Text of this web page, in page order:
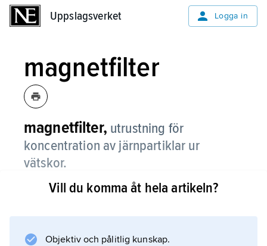
Uppslagsverket Logga in
magnetfilter
magnetfilter, utrustning för
koncentration av järnpartiklar ur
vätskor.
Filtret består av ett stålgaller som
passera. Ferromagnetiska partiklar fastnar i
Vill du komma åt hela artikeln?
Objektiv och pålitlig kunskap.